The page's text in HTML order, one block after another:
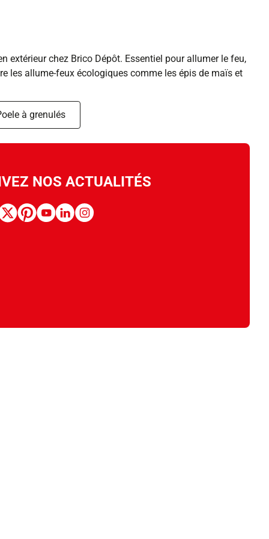
extérieur chez Brico Dépôt. Essentiel pour allumer le feu,
les allume-feux écologiques comme les épis de maïs et
à grenulés
NOS ACTUALITÉS
pinterestyoutubelinkedininstagram